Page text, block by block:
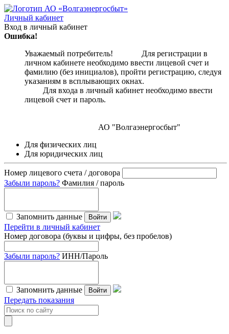
Личный кабинет
Вход в личный кабинет
Ошибка!
Уважаемый потребитель! Для регистрации в
личном кабинете необходимо ввести лицевой счет и
фамилию (без инициалов), пройти регистрацию, следуя
указаниям в всплывающих окнах.
Для входа в личный кабинет необходимо ввести
лицевой счет и пароль.
АО "Волгаэнергосбыт"
Для физических лиц
Для юридических лиц
Номер лицевого счета / договора
Забыли пароль? Фамилия / пароль
Запомнить данные Войти
Перейти в личный кабинет
Номер договора (буквы и цифры, без пробелов)
Забыли пароль? ИНН/Пароль
Запомнить данные Войти
Передать показания